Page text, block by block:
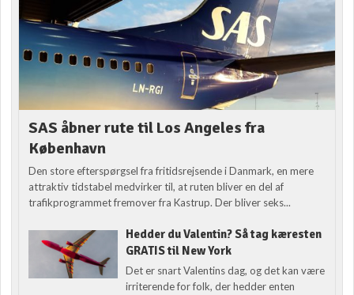
SAS åbner rute til Los Angeles fra
København
Den store efterspørgsel fra fritidsrejsende i Danmark, en mere
attraktiv tidstabel medvirker til, at ruten bliver en del af
trafikprogrammet fremover fra Kastrup. Der bliver seks...
Hedder du Valentin? Så tag kæresten
GRATIS til New York
Det er snart Valentins dag, og det kan være
irriterende for folk, der hedder enten